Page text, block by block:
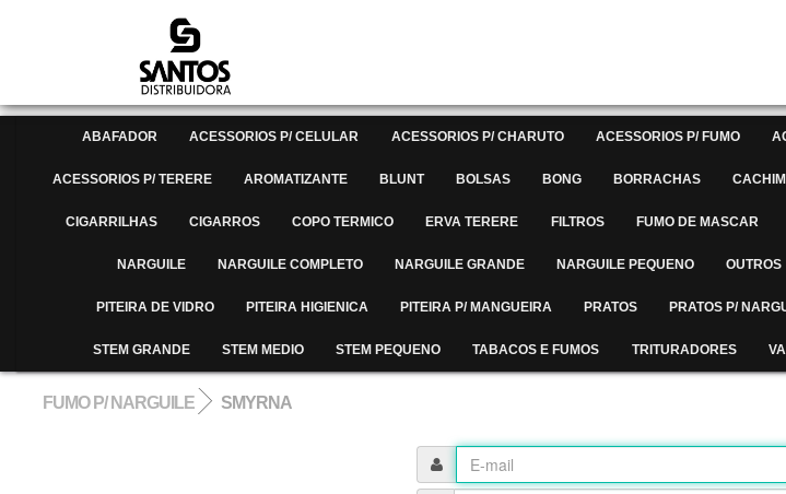
ABAFADOR ACESSORIOS P/ CELULAR ACESSORIOS P/ CHARUTO ACESSORIOS P/ FUMO
ACESSORIOS P/ TERERE AROMATIZANTE BLUNT BOLSAS BONG BORRACHAS
CIGARRILHAS CIGARROS COPO TERMICO ERVA TERERE FILTROS FUMO DE MASCAR
NARGUILE NARGUILE COMPLETO NARGUILE GRANDE NARGUILE PEQUENO OUTROS
PITEIRA DE VIDRO PITEIRA HIGIENICA PITEIRA P/ MANGUEIRA PRATOS PRATOS P/
STEM GRANDE STEM MEDIO STEM PEQUENO TABACOS E FUMOS TRITURADORES
FUMO P/ NARGUILE SMYRNA